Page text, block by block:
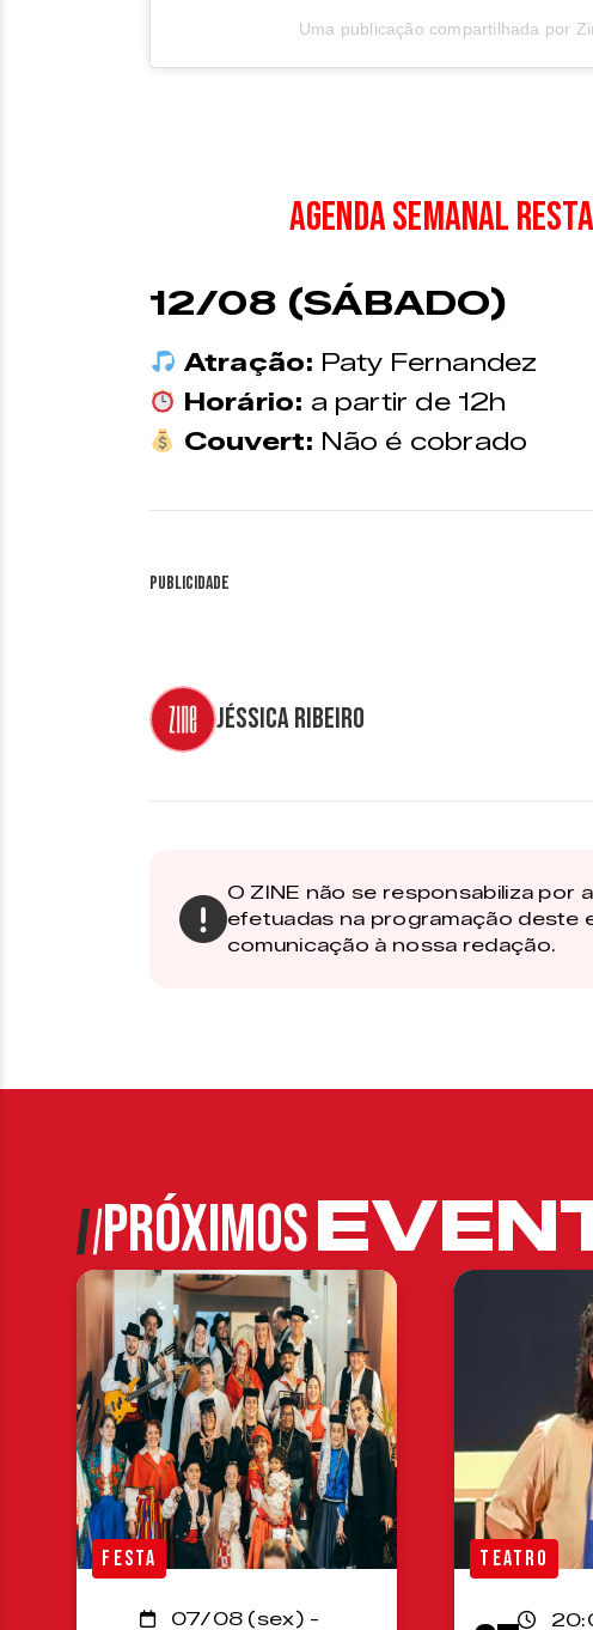
Uma publicação compartilhada por
Agenda Semanal
12/08 (SÁBADO)
Atração: Paty Fernandez
Horário: a partir de 12h
Couvert: Não é cobrado
Publicidade
Jéssica Ribeiro
O ZINE não se responsabiliza por
efetuadas na programação deste
comunicação à nossa redação.
PRÓXIMOS
FESTA
07/08 (sex) -
TEATRO